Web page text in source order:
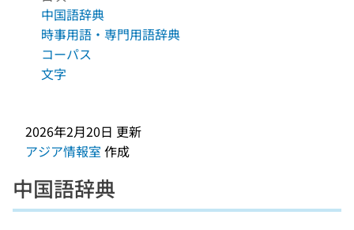
中国語辞典
時事用語・専門用語辞典
コーパス
文字
2026年2月20日 更新
アジア情報室 作成
中国語辞典